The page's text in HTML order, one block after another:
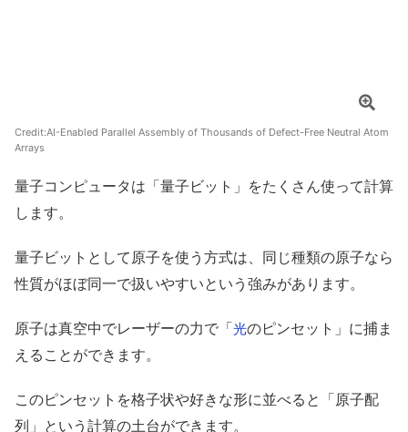
Credit:AI-Enabled Parallel Assembly of Thousands of Defect-Free Neutral Atom
Arrays
量子コンピュータは「量子ビット」をたくさん使って計算
します。
量子ビットとして原子を使う方式は、同じ種類の原子なら
性質がほぼ同一で扱いやすいという強みがあります。
原子は真空中でレーザーの力で「光のピンセット」に捕ま
えることができます。
このピンセットを格子状や好きな形に並べると「原子配
列」という計算の土台ができます。